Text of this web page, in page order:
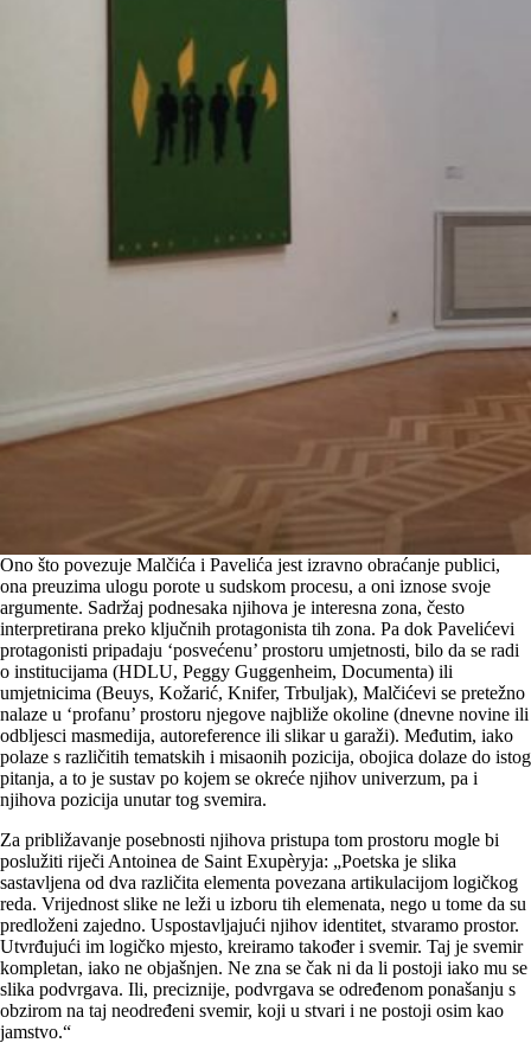
Ono što povezuje Malčića i Pavelića jest izravno obraćanje publici,
ona preuzima ulogu porote u sudskom procesu, a oni iznose svoje
argumente. Sadržaj podnesaka njihova je interesna zona, često
interpretirana preko ključnih protagonista tih zona. Pa dok Pavelićevi
protagonisti pripadaju ‘posvećenu’ prostoru umjetnosti, bilo da se radi
o institucijama (HDLU, Peggy Guggenheim, Documenta) ili
umjetnicima (Beuys, Kožarić, Knifer, Trbuljak), Malčićevi se pretežno
nalaze u ‘profanu’ prostoru njegove najbliže okoline (dnevne novine ili
odbljesci masmedija, autoreference ili slikar u garaži). Međutim, iako
polaze s različitih tematskih i misaonih pozicija, obojica dolaze do istog
pitanja, a to je sustav po kojem se okreće njihov univerzum, pa i
njihova pozicija unutar tog svemira.
Za približavanje posebnosti njihova pristupa tom prostoru mogle bi
poslužiti riječi Antoinea de Saint Exupèryja: „Poetska je slika
sastavljena od dva različita elementa povezana artikulacijom logičkog
reda. Vrijednost slike ne leži u izboru tih elemenata, nego u tome da su
predloženi zajedno. Uspostavljajući njihov identitet, stvaramo prostor.
Utvrđujući im logičko mjesto, kreiramo također i svemir. Taj je svemir
kompletan, iako ne objašnjen. Ne zna se čak ni da li postoji iako mu se
slika podvrgava. Ili, preciznije, podvrgava se određenom ponašanju s
obzirom na taj neodređeni svemir, koji u stvari i ne postoji osim kao
jamstvo.“